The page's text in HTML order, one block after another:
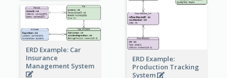
ERD Example:
Production Tracking
System
ERD Example: Car
Insurance
Management System